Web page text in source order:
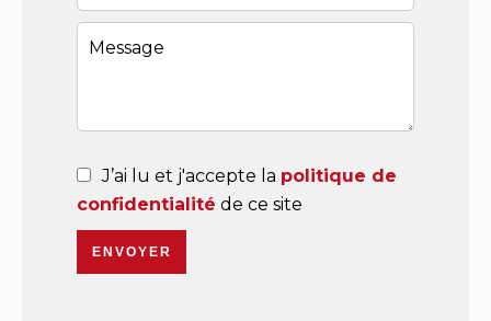
J’ai lu et j'accepte la politique de
confidentialité de ce site
ENVOYER